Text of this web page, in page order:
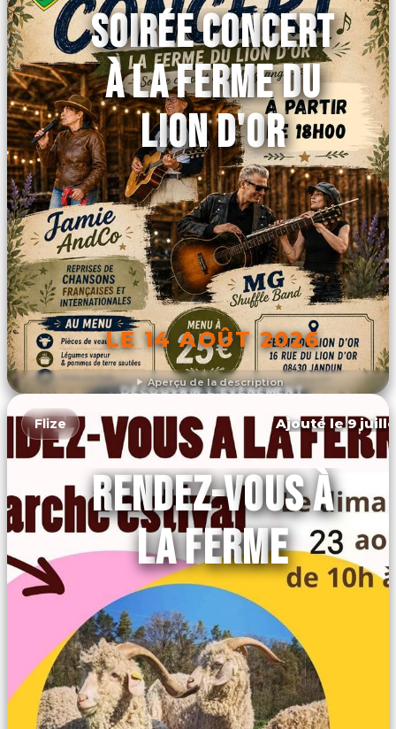
Aperçu de la description
SOIRÉE CONCERT
À LA FERME DU
LION D'OR
LE 14 AOÛT 2026
DÉCOUVRIR L'ÉVÉNEMENT
Flize Ajouté le 9
RENDEZ-VOUS À
LA FERME